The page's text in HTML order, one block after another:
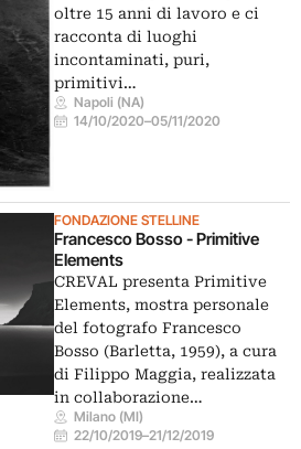
oltre 15 anni di lavoro e ci
racconta di luoghi
incontaminati, puri,
primitivi…
Napoli (NA)
14/10/2020–05/11/2020
FONDAZIONE STELLINE
Francesco Bosso - Primitive
Elements
CREVAL presenta Primitive
Elements, mostra personale
del fotografo Francesco
Bosso (Barletta, 1959), a cura
di Filippo Maggia, realizzata
in collaborazione…
Milano (MI)
22/10/2019–21/12/2019